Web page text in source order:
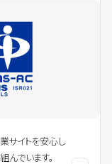
サイトを安心し
んでいます。